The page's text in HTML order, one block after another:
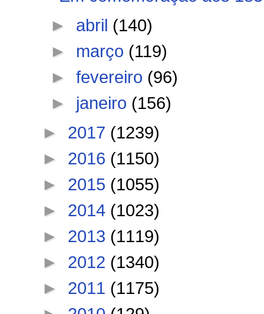
► abril (140)
► março (119)
►fevereiro (96)
► janeiro (156)
► 2017 (1239)
► 2016 (1150)
► 2015 (1055)
► 2014 (1023)
► 2013 (1119)
► 2012 (1340)
► 2011 (1175)